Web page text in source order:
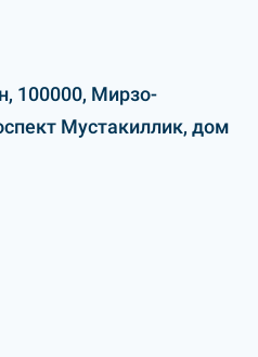
100000, Мирзо-
Мустакиллик, дом